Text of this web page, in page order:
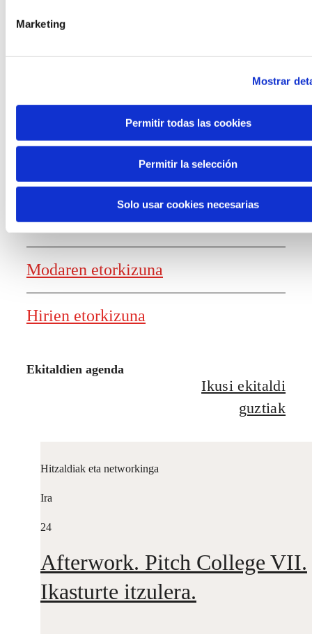
Marketing
Mostrar
Permitir todas las cookies
Permitir la selección
Solo usar cookies necesarias
Ezagutza sortzea
Lanaren etorkizunaren txostena
Elikagaien etorkizuna
Modaren etorkizuna
Hirien etorkizuna
Ekitaldien agenda
Ikusi ekitaldi
guztiak
Hitzaldiak eta networkinga
Ira
24
Afterwork. Pitch College VII.
Ikasturte itzulera.